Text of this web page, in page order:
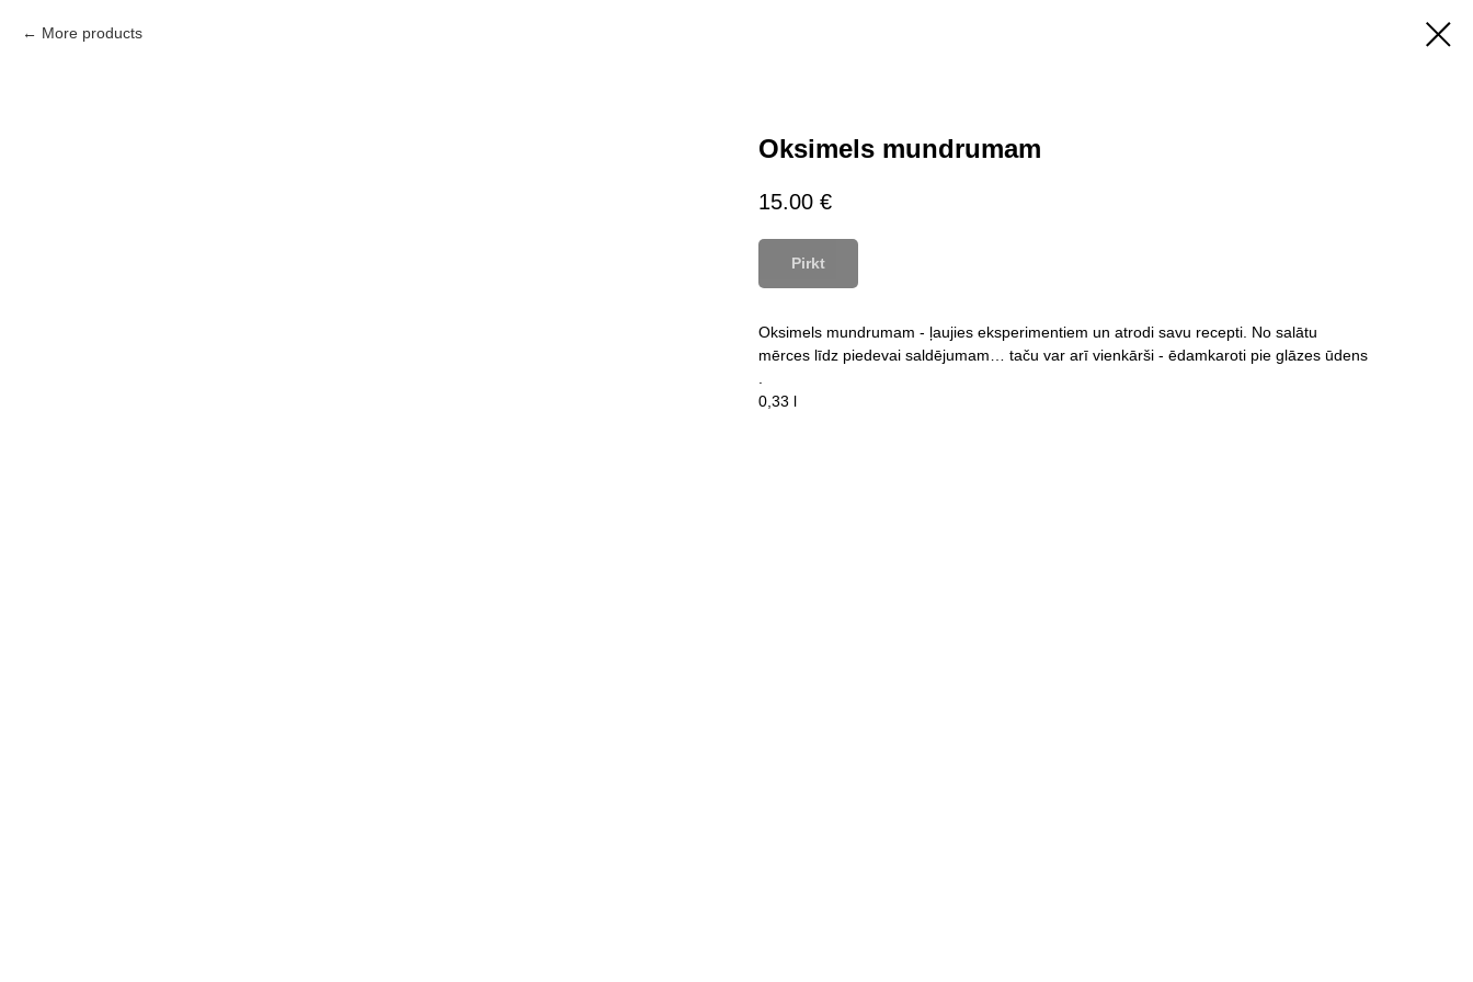
More products
Oksimels mundrumam
15.00 €
Pirkt
Oksimels mundrumam - ļaujies eksperimentiem un atrodi savu recepti. No salātu
mērces līdz piedevai saldējumam… taču var arī vienkārši - ēdamkaroti pie glāzes ūdens
.
0,33 l